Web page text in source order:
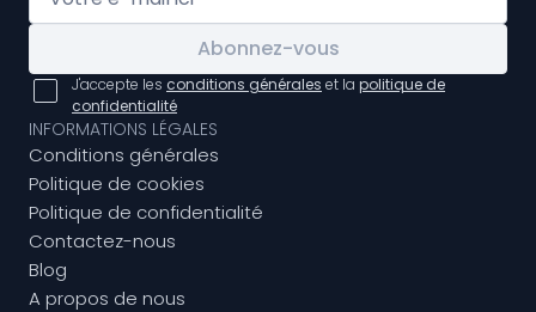
Abonnez-vous
J'accepte les conditions générales et la politique de
confidentialité
INFORMATIONS LÉGALES
Conditions générales
Politique de cookies
Politique de confidentialité
Contactez-nous
Blog
A propos de nous